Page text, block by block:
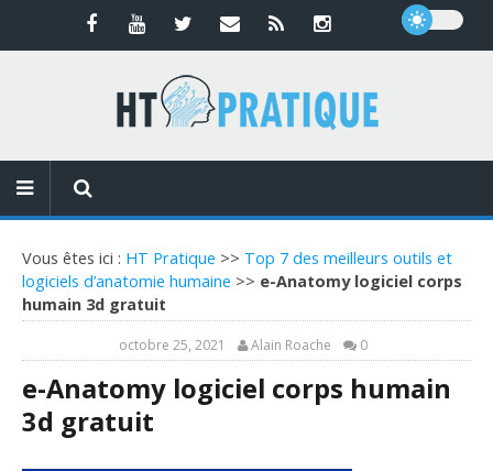
Vous êtes ici : HT Pratique >> Top 7 des meilleurs outils et
logiciels d’anatomie humaine >> e-Anatomy logiciel corps
humain 3d gratuit
octobre 25, 2021 Alain Roache 0
e-Anatomy logiciel corps humain
3d gratuit